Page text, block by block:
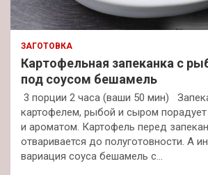
ЗАГОТОВКА
Картофельная запеканка с
под соусом бешамель
3 порции 2 часа (ваши 50 мин)
картофелем, рыбой и сыром
и ароматом. Картофель перед
отваривается до полуготовности. А
вариация соуса бешамель с…